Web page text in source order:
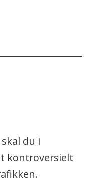
du i
kontroversielt